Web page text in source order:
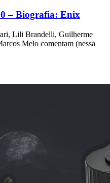
– Biografia: Enix
Lili Brandelli, Guilherme
Melo comentam (nessa